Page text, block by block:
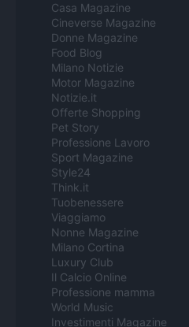
Casa Magazine
Cineverse Magazine
Donne Magazine
Food Blog
Milano Notizie
Motor Magazine
Notizie.it
Offerte Shopping
Pet Story
Professione Lavoro
Sport Magazine
Style24
Think.it
Tuobenessere
Viaggiamo
Nonne Magazine
Milano Cortina
Luxury Club
Il Calcio Online
Professione mamma
World Music
Investimenti Magazine